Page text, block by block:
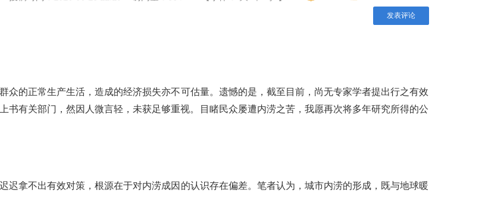
发表评论
众的正常生产生活，造成的经济损失亦不可估量。遗憾的是，截至目前，尚无专家学者提出行之有效
书有关部门，然因人微言轻，未获足够重视。目睹民众屡遭内涝之苦，我愿再次将多年研究所得的公
迟拿不出有效对策，根源在于对内涝成因的认识存在偏差。笔者认为，城市内涝的形成，既与地球暖